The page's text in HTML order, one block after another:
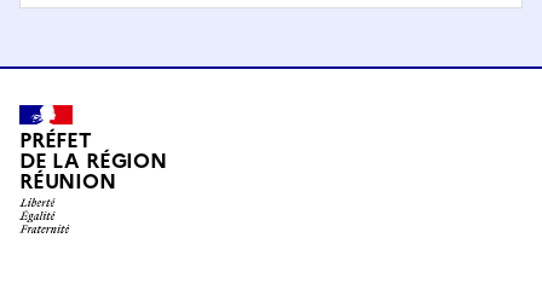
PRÉFET
DE LA RÉGION
RÉUNION